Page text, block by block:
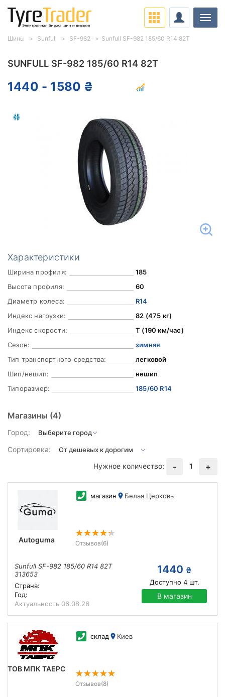
SUNFULL SF-982 185/60 R14 82T
1440 - 1580 ₴
Характеристики
Ширина профиля:
185
Высота профиля:
60
Диаметр колеса:
R14
Индекс нагрузки:
82 (475 кг)
Индекс скорости:
T (190 км/час)
Сезон:
зимняя
Тип транспортного средства:
легковой
Шип/нешип:
нешип
Типоразмер:
185/60 R14
Магазины (4)
Город:
Сортировка:
Нужное количество:
- 1 +
Autoguma
магазин Белая Церковь
Отзывов(6)
Sunfull SF-982 185/60 R14 82T
313653
Страна:
Год:
Актуальность 06.08.26
1440 ₴
Доступно 4шт.
В магазин
ТОВ МПК ТАЕРС
склад Киев
Отзывов(8)
Шины Sunfull SF-982 Sunfull SF-982 185/60 R14 82T